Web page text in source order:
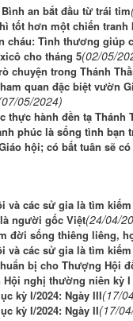
an bắt đầu từ trái tim
tốt hơn một chiến tranh
cháu: Tình thương
cho tháng 5(02/05/
chuyện trong Thánh
quan đặc biệt vườn
05/2024)
hành đền tạ Thánh
phúc là sống tình bạn
hội; có bất tuân sẽ
và các sử gia là tìm
người gốc Việt(24/04/
đời sống thiêng liêng,
và các sử gia là tìm
bị cho Thượng Hội
nghị thường niên kỳ I
kỳ I/2024: Ngày III(17/
kỳ I/2024: Ngày II(17/